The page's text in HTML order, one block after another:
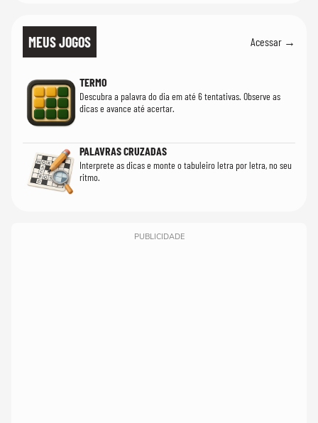
MEUS JOGOS Acessar →
TERMO
Descubra a palavra do dia em até 6 tentativas. Observe as
dicas e avance até acertar.
PALAVRAS CRUZADAS
Interprete as dicas e monte o tabuleiro letra por letra, no seu
ritmo.
PUBLICIDADE